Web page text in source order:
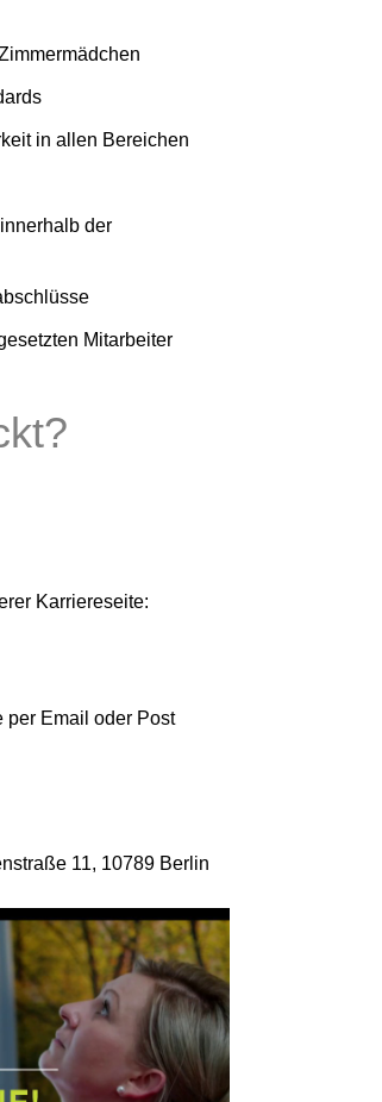
in allen Bereichen
der
Mitarbeiter
Karriereseite:
per Email oder Post
11, 10789 Berlin